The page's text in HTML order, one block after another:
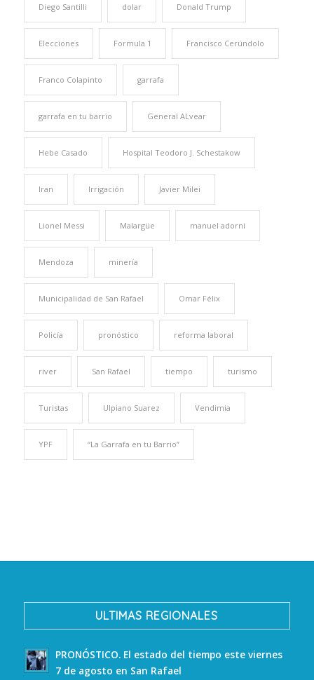
Diego Santilli dolar Donald Trump
Elecciones Formula 1 Francisco Cerúndolo
Franco Colapinto garrafa
garrafa en tu barrio General ALvear
Hebe Casado Hospital Teodoro J. Schestakow
Iran Irrigación Javier Milei
Lionel Messi Malargüe manuel adorni
Mendoza minería
Municipalidad de San Rafael Omar Félix
Policía pronóstico reforma laboral
river San Rafael tiempo turismo
Turistas Ulpiano Suarez Vendimia
YPF “La Garrafa en tu Barrio”
ULTIMAS REGIONALES
PRONÓSTICO. El estado del tiempo este viernes
7 de agosto en San Rafael